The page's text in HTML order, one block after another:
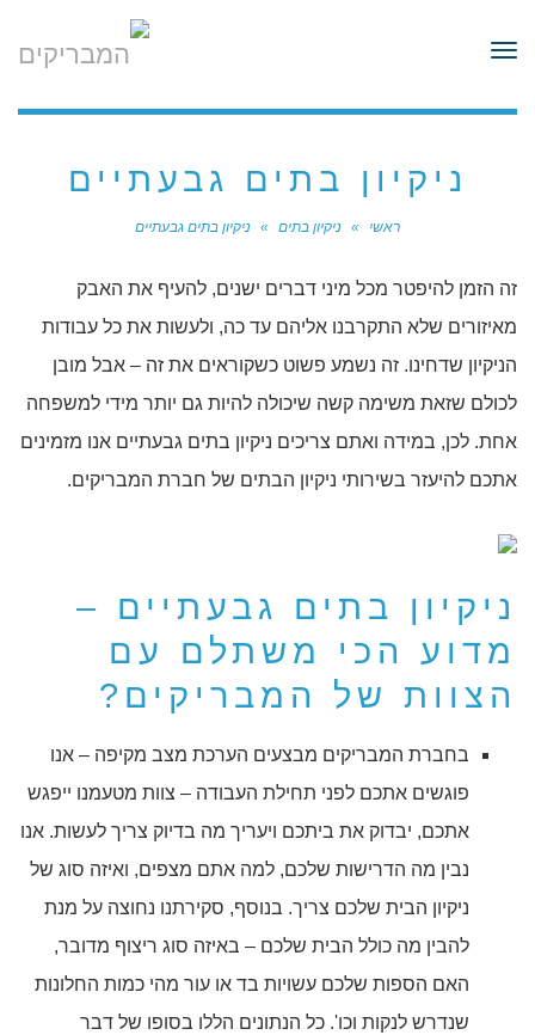
תפריט
ניקיון בתים גבעתיים
ראשי » ניקיון בתים » ניקיון בתים גבעתיים
זה הזמן להיפטר מכל מיני דברים ישנים, להעיף את האבק
מאיזורים שלא התקרבנו אליהם עד כה, ולעשות את כל עבודות
הניקיון שדחינו. זה נשמע פשוט כשקוראים את זה – אבל מובן
לכולם שזאת משימה קשה שיכולה להיות גם יותר מידי למשפחה
אחת. לכן, במידה ואתם צריכים ניקיון בתים גבעתיים אנו מזמינים
אתכם להיעזר בשירותי ניקיון הבתים של חברת המבריקים.
ניקיון בתים גבעתיים –
מדוע הכי משתלם עם
הצוות של המבריקים?
בחברת המבריקים מבצעים הערכת מצב מקיפה – אנו
פוגשים אתכם לפני תחילת העבודה – צוות מטעמנו ייפגש
אתכם, יבדוק את ביתכם ויעריך מה בדיוק צריך לעשות. אנו
נבין מה הדרישות שלכם, למה אתם מצפים, ואיזה סוג של
ניקיון הבית שלכם צריך. בנוסף, סקירתנו נחוצה על מנת
להבין מה כולל הבית שלכם – באיזה סוג ריצוף מדובר,
האם הספות שלכם עשויות בד או עור מהי כמות החלונות
שנדרש לנקות וכו'. כל הנתונים הללו בסופו של דבר